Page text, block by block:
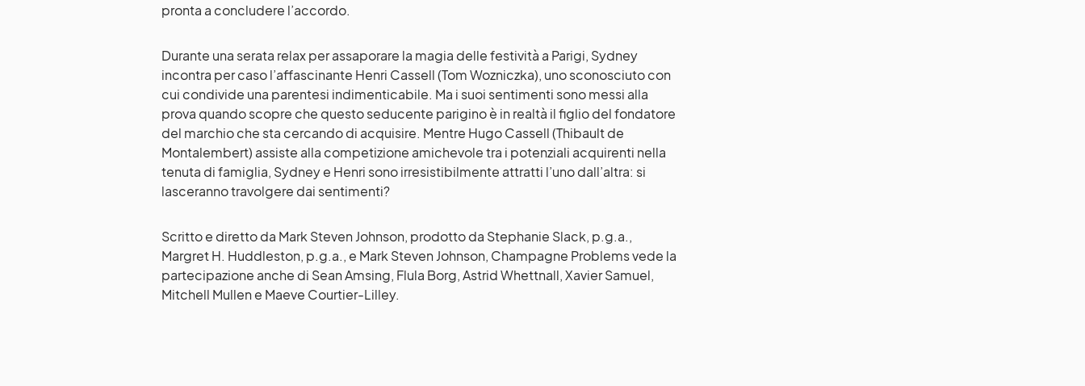
pronta a concludere l’accordo.
Durante una serata relax per assaporare la magia delle festività a Parigi, Sydney
incontra per caso l’affascinante Henri Cassell (Tom Wozniczka), uno sconosciuto con
cui condivide una parentesi indimenticabile. Ma i suoi sentimenti sono messi alla
prova quando scopre che questo seducente parigino è in realtà il figlio del fondatore
del marchio che sta cercando di acquisire. Mentre Hugo Cassell (Thibault de
Montalembert) assiste alla competizione amichevole tra i potenziali acquirenti nella
tenuta di famiglia, Sydney e Henri sono irresistibilmente attratti l’uno dall’altra: si
lasceranno travolgere dai sentimenti?
Scritto e diretto da Mark Steven Johnson, prodotto da Stephanie Slack, p.g.a.,
Margret H. Huddleston, p.g.a., e Mark Steven Johnson, Champagne Problems vede la
partecipazione anche di Sean Amsing, Flula Borg, Astrid Whettnall, Xavier Samuel,
Mitchell Mullen e Maeve Courtier-Lilley.